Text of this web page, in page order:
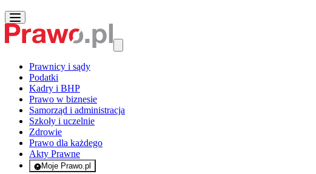
Prawnicy i sądy
Podatki
Kadry i BHP
Prawo w biznesie
Samorząd i administracja
Szkoły i uczelnie
Zdrowie
Prawo dla każdego
Akty Prawne
Moje Prawo.pl